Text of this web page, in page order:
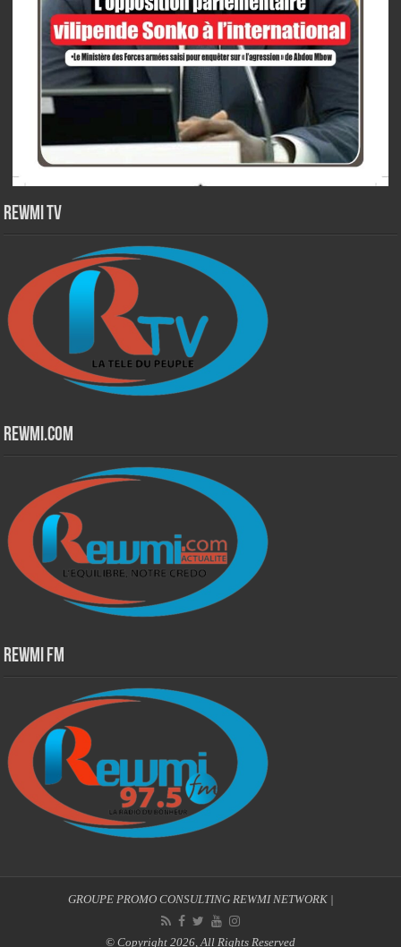
Rewmi TV
Rewmi.Com
Rewmi Fm
GROUPE PROMO CONSULTING REWMI NETWORK|
© Copyright 2026, All Rights Reserved